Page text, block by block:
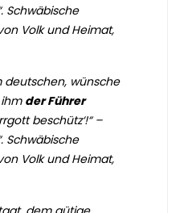
Schwäbische
Volk und Heimat,
deutschen, wünsche
der Führer
beschütz‘!“ –
Schwäbische
Volk und Heimat,